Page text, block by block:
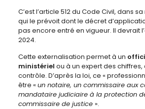
C’est l’article 512 du Code Civil, dans
qui le prévoit dont le décret
pas encore entré en vigueur. Il devrait
2024.
Cette externalisation permet à un
ministériel ou à un expert des chiffres,
contrôle. D’après la loi, ce «
être « un notaire, un commissaire aux
mandataire judiciaire à la protection
commissaire de justice ».